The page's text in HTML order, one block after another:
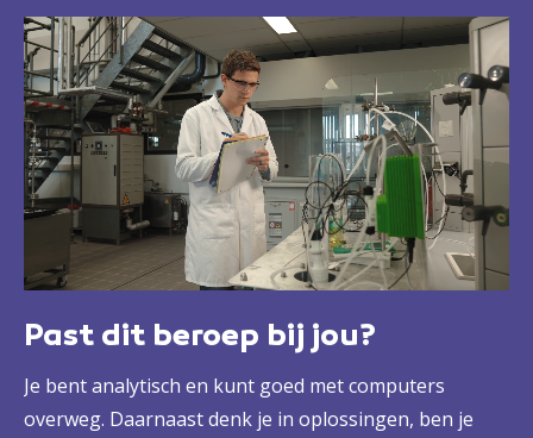
slim onderhoud van machines. Dat doe je samen met
je team, maar met jou als leider. Veilig en efficiënt. Dat
maakt jou onmisbaar in elke fabriek.
Past dit beroep bij jou?
Je bent analytisch en kunt goed met computers
overweg. Daarnaast denk je in oplossingen, ben je